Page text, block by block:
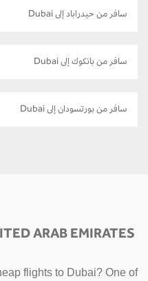
سافر من حيدراباد إلى Dubai
سافر من بانكوك إلى Dubai
سافر من بورتسودان إلى Dubai
ARAB EMIRATES
flights to Dubai? One of